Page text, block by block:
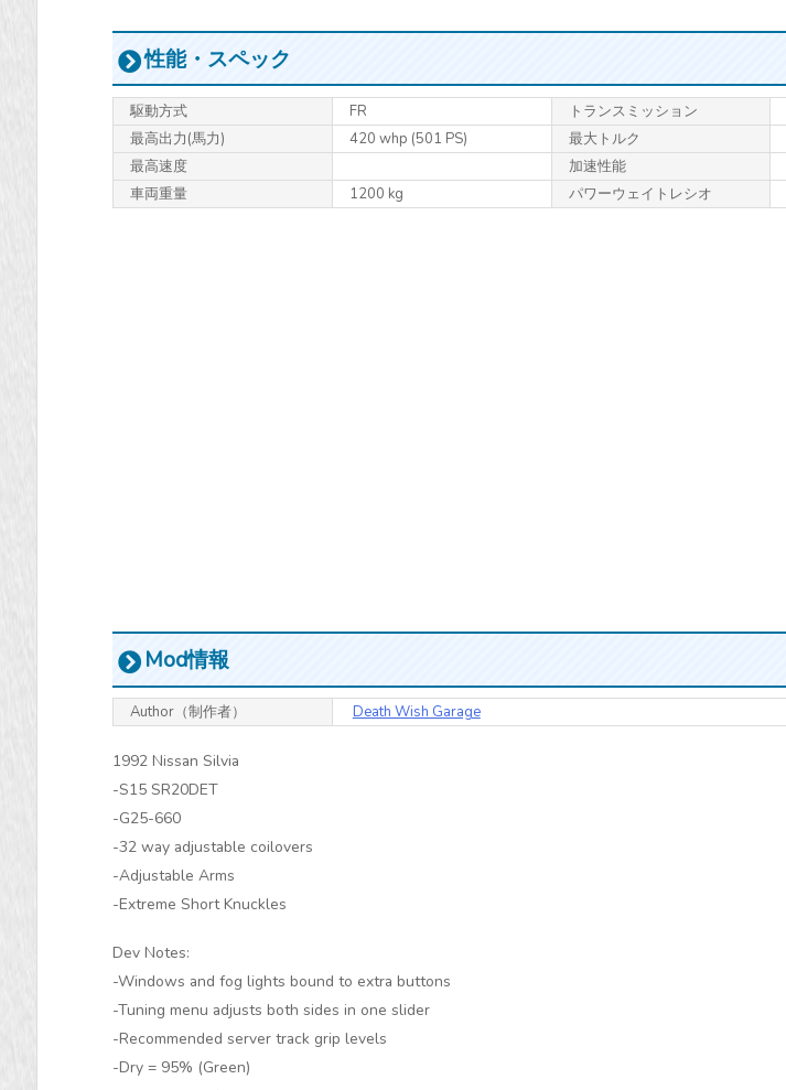
性能・スペック
駆動方式 FR トランス ミッション
最高出力(馬力) 420 whp (501 PS) 最大トルク
最高速度
加速性能
車両重量
1200 kg パワーウェイトレシオ
Mod情報
Author（制作者） Death Wish Garage
1992 Nissan Silvia
-S15 SR20DET
-G25-660
-32 way adjustable coilovers
-Adjustable Arms
-Extreme Short Knuckles
Dev Notes:
-Windows and fog lights bound to extra buttons
-Tuning menu adjusts both sides in one slider
-Recommended server track grip levels
-Dry = 95% (Green)